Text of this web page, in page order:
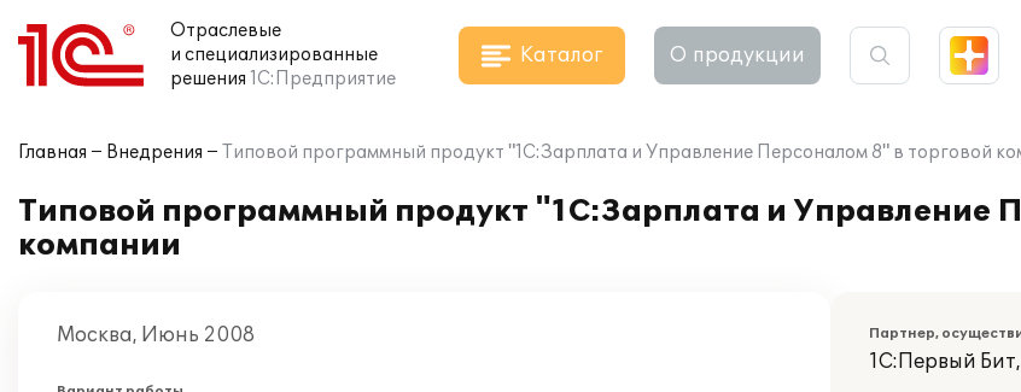
Отраслевые
и специализированные
решения 1С:Предприятие
Каталог О продукции
Главная Внедрения Типовой программный продукт "1С:Зарплата и Управление Персоналом 8" в торговой
Типовой программный продукт "1С:Зарплата и Управление
компании
Москва, Июнь 2008 Партнер,
1С:Первый